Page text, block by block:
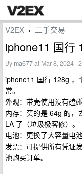
V2EX › 二手交易
iphone11 国行
By ma677at Mar 8, 2024 ·
iphone11 国行 128g ，
常。
外观：带壳使用没有磕
内存：买的是 64g 的，
LA 了（垃圾极客修）。
电池：更换了大容量电
发票：可提供所有凭证
池购买订单。